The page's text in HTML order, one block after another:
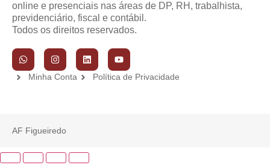
online e presenciais nas áreas de DP, RH, trabalhista,
previdenciário, fiscal e contábil.
Todos os direitos reservados.
Minha Conta Política de Privacidade
AF Figueiredo